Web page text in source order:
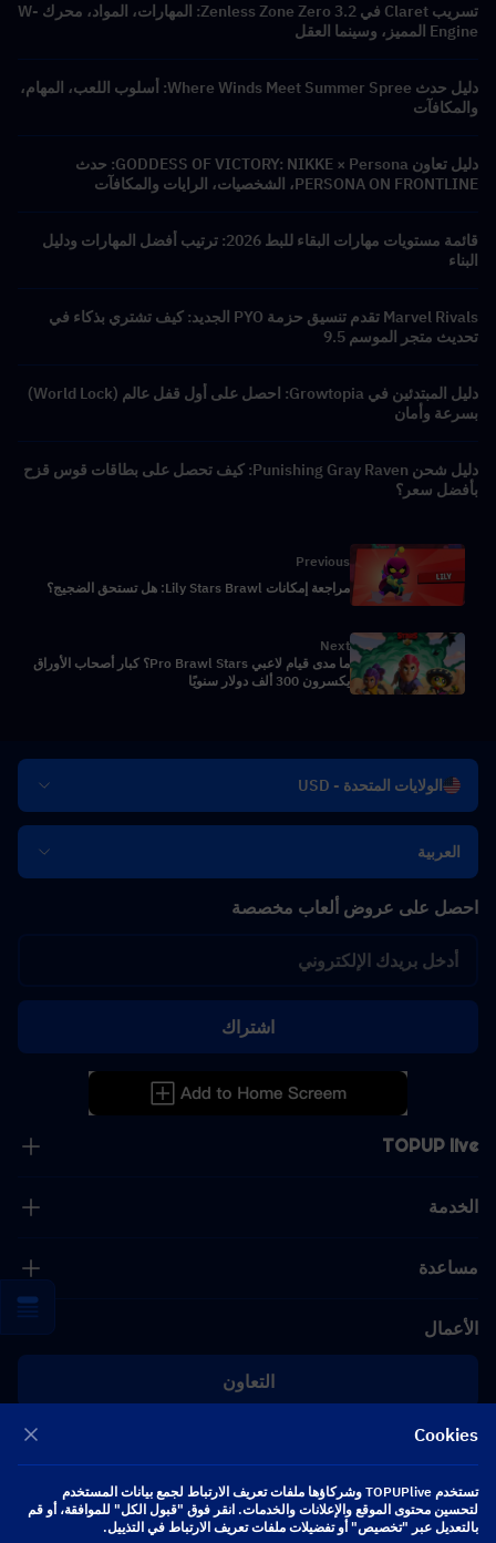
تسريب Claret في Zenless Zone Zero 3.2: المهارات، المواد، محرك W-
Engine المميز، وسينما العقل
دليل حدث Where Winds Meet Summer Spree: أسلوب اللعب، المهام،
والمكافآت
دليل تعاون GODDESS OF VICTORY: NIKKE × Persona: حدث
PERSONA ON FRONTLINE، الشخصيات، الرايات والمكافآت
قائمة مستويات مهارات البقاء للبط 2026: ترتيب أفضل المهارات ودليل
البناء
Marvel Rivals تقدم تنسيق حزمة PYO الجديد: كيف تشتري بذكاء في
تحديث متجر الموسم 9.5
دليل المبتدئين في Growtopia: احصل على أول قفل عالم (World Lock)
بسرعة وأمان
دليل شحن Punishing Gray Raven: كيف تحصل على بطاقات قوس قزح
بأفضل سعر؟
Previous
مراجعة إمكانات Lily Stars Brawl: هل تستحق الضجيج؟
Next
ما مدى قيام لاعبي Pro Brawl Stars؟ كبار أصحاب الأوراق
يكسرون 300 ألف دولار سنويًا
الولايات المتحدة - USD
العربية
TOPUP live
الخدمة
مساعدة
الأعمال
التعاون
[email protected]
[email protected]
احصل على عروض ألعاب مخصصة
اشتراك
تابعنا
Cookies
تستخدم TOPUPlive وشركاؤها ملفات تعريف الارتباط لجمع بيانات المستخدم
لتحسين محتوى الموقع والإعلانات والخدمات. انقر فوق "قبول الكل" للموافقة، أو قم
بالتعديل عبر "تخصيص" أو تفضيلات ملفات تعريف الارتباط في التذييل.